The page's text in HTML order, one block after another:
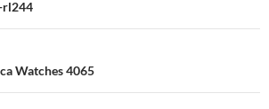
rl244
Watches 4065